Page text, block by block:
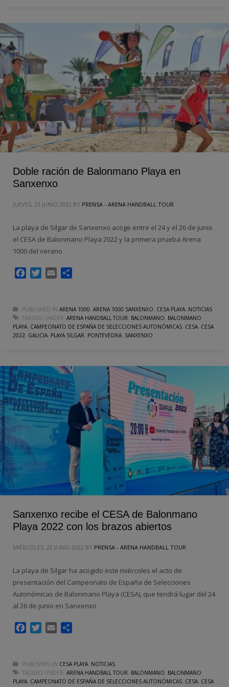
Doble ración de Balonmano Playa en
Sanxenxo
JUEVES, 23 JUNIO 2022 BY PRENSA - ARENA HANDBALL TOUR
La playa de Silgar de Sanxenxo acoge entre el 24 y el 26 de junio
el CESA de Balonmano Playa 2022 y la primera prueba Arena
1000 del verano
FacebookTwitter
Email
PUBLISHED IN ARENA 1000, ARENA 1000 SANXENXO, CESA PLAYA, NOTICIAS
TAGGED UNDER: ARENA HANDBALL TOUR, BALONMANO, BALONMANO
PLAYA, CAMPEONATO DE ESPAÑA DE SELECCIONES AUTONÓMICAS, CESA, CESA
2022, GALICIA, PLAYA SILGAR, PONTEVEDRA, SANXENXO
Sanxenxo recibe el CESA de Balonmano
Playa 2022 con los brazos abiertos
MIÉRCOLES, 22 JUNIO 2022 BY PRENSA - ARENA HANDBALL TOUR
La playa de Silgar ha acogido este miércoles el acto de
presentación del Campeonato de España de Selecciones
Autonómicas de Balonmano Playa (CESA), que tendrá lugar del 24
al 26 de junio en Sanxenxo
FacebookTwitter
Email
PUBLISHED IN CESA PLAYA, NOTICIAS
TAGGED UNDER: ARENA HANDBALL TOUR, BALONMANO, BALONMANO
PLAYA, CAMPEONATO DE ESPAÑA DE SELECCIONES AUTONÓMICAS, CESA, CESA